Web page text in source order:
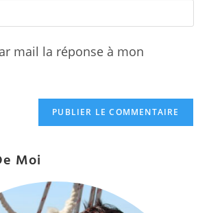
mail la réponse à mon
Moi